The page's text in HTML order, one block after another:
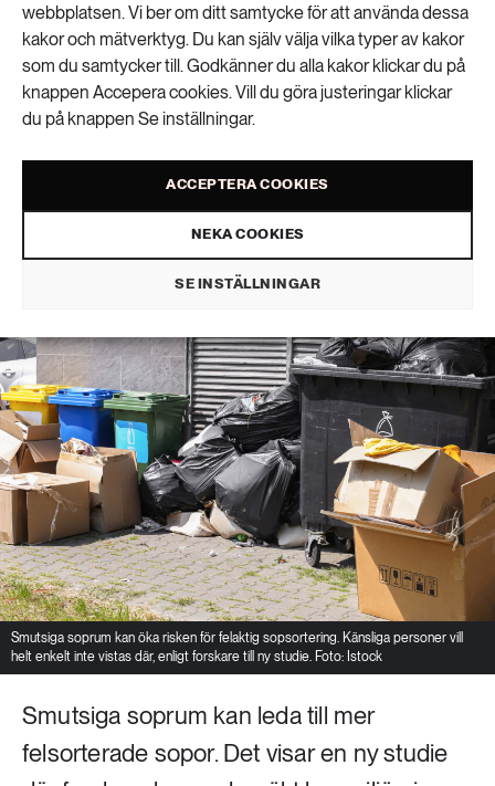
webbplatsen. Vi ber om ditt samtycke för att använda dessa
kakor och mätverktyg. Du kan själv välja vilka typer av kakor
som du samtycker till. Godkänner du alla kakor klickar du på
knappen Accepera cookies. Vill du göra justeringar klickar
du på knappen Se inställningar.
ACCEPTERA COOKIES
NEKA COOKIES
SE INSTÄLLNINGAR
Äckelkänslor får oss
att slarva med
sopsorteringen
HÅLLBARA STÄDER
PUBLICERAD 3 JUNI 2026 • UPPDATERAD: 8 JUNI 2026
Smutsiga soprum kan öka risken för felaktig sopsortering. Känsliga personer vill
helt enkelt inte vistas där, enligt forskare till ny studie. Foto: Istock
Smutsiga soprum kan leda till mer
felsorterade sopor. Det visar en ny studie